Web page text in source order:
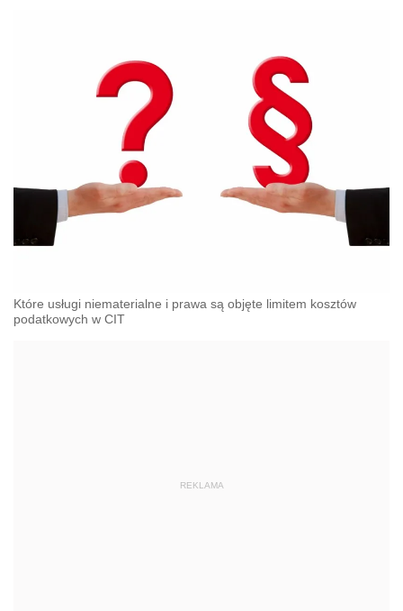
Które usługi niematerialne i prawa są objęte limitem kosztów
podatkowych w CIT